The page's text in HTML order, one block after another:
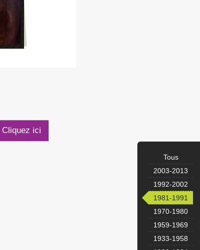
Cliquez ici
Tous
2003-2013
1992-2002
1981-1991
1970-1980
1959-1969
1933-1958